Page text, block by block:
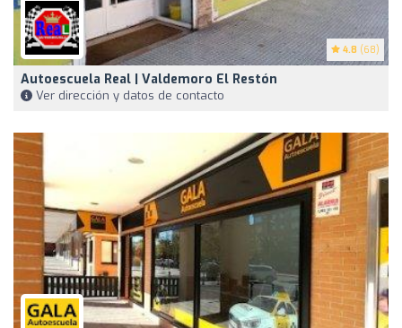
4.8 (68)
Autoescuela Real | Valdemoro El Restón
Ver dirección y datos de contacto